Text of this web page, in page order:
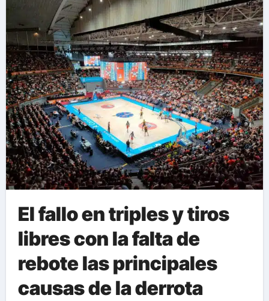
El fallo en triples y tiros
libres con la falta de
rebote las principales
causas de la derrota